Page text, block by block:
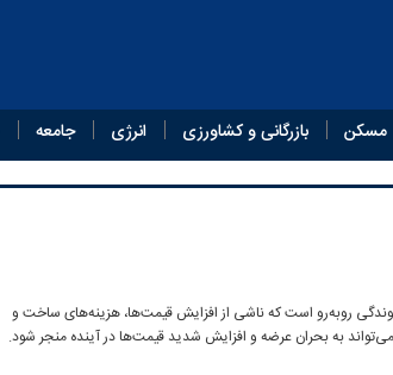
مسکن بازرگانی و کشاورزی انرژی جامعه
روبه‌رو است که ناشی از افزایش قیمت‌ها، هزینه‌های ساخت و
به بحران عرضه و افزایش شدید قیمت‌ها در آینده منجر شود.